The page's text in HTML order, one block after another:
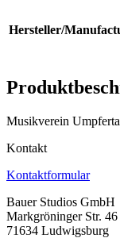
Hersteller/
Musikverein
Kontakt
Kontaktformular
Bauer Studios GmbH
Markgröninger Str. 46
71634 Ludwigsburg